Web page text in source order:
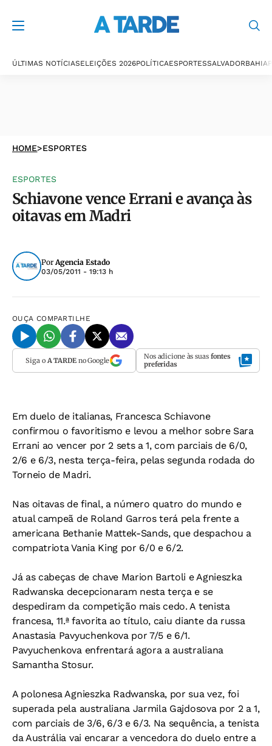
ÚLTIMAS NOTÍCIASELEIÇÕES 2026POLÍTICAESPORTESSALVADORBAHIA
HOME>ESPORTES
ESPORTES
Schiavone vence Errani e avança às
oitavas em Madri
PorAgencia Estado
03/05/2011 - 19:13 h
OUÇA COMPARTILHE
Siga o A TARDEno Google Nos adicione às suas fontes
preferidas
Em duelo de italianas, Francesca Schiavone
confirmou o favoritismo e levou a melhor sobre Sara
Errani ao vencer por 2 sets a 1, com parciais de 6/0,
2/6 e 6/3, nesta terça-feira, pelas segunda rodada do
Torneio de Madri.
Nas oitavas de final, a número quatro do mundo e
atual campeã de Roland Garros terá pela frente a
americana Bethanie Mattek-Sands, que despachou a
compatriota Vania King por 6/0 e 6/2.
Já as cabeças de chave Marion Bartoli e Agnieszka
Radwanska decepcionaram nesta terça e se
despediram da competição mais cedo. A tenista
francesa, 11.ª favorita ao título, caiu diante da russa
Anastasia Pavyuchenkova por 7/5 e 6/1.
Pavyuchenkova enfrentará agora a australiana
Samantha Stosur.
A polonesa Agnieszka Radwanska, por sua vez, foi
superada pela australiana Jarmila Gajdosova por 2 a 1,
com parciais de 3/6, 6/3 e 6/3. Na sequência, a tenista
da Austrália vai encarar a vencedora do duelo entre a